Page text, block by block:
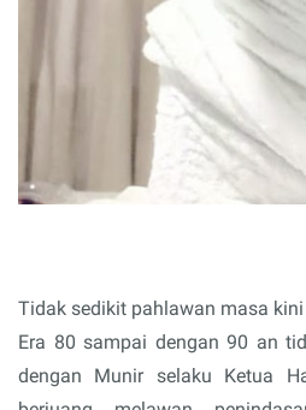
Tidak sedikit pahlawan masa
Era 80 sampai dengan 90 an
dengan Munir selaku Ketua